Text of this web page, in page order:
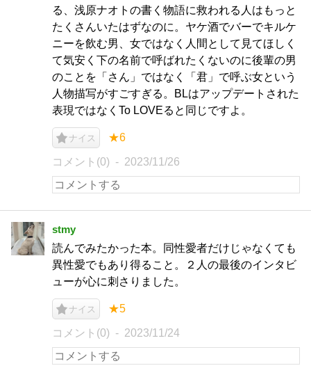
る、浅原ナオトの書く物語に救われる人はもっと
たくさんいたはずなのに。ヤケ酒でバーでキルケ
ニーを飲む男、女ではなく人間として見てほしく
て気安く下の名前で呼ばれたくないのに後輩の男
のことを「さん」ではなく「君」で呼ぶ女という
人物描写がすごすぎる。BLはアップデートされた
表現ではなくTo LOVEると同じですよ。
ナイス ★6
コメント(0) 2023/11/26
stmy
読んでみたかった本。同性愛者だけじゃなくても
異性愛でもあり得ること。２人の最後のインタビ
ューが心に刺さりました。
ナイス ★5
コメント(0) 2023/11/24